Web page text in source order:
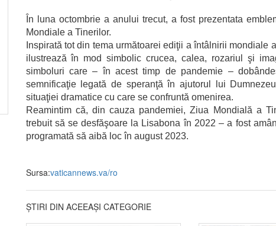
În luna octombrie a anului trecut, a fost prezentata
Mondiale a Tinerilor.
Inspirată tot din tema următoarei ediţii a întâlnirii mondiale
ilustrează în mod simbolic crucea, calea, rozariul şi
simboluri care – în acest timp de pandemie –
semnificaţie legată de speranţă în ajutorul lui
situaţiei dramatice cu care se confruntă omenirea.
Reamintim că, din cauza pandemiei, Ziua Mondială a
trebuit să se desfăşoare la Lisabona în 2022 – a fost
programată să aibă loc în august 2023.
Sursa:vaticannews.va/ro
ȘTIRI DIN ACEEAȘI CATEGORIE